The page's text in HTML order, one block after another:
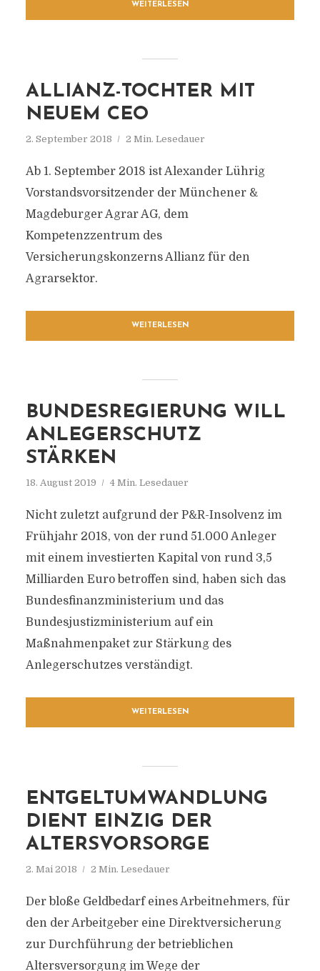
WEITERLESEN
ALLIANZ-TOCHTER MIT
NEUEM CEO
2. September 2018 2 Min. Lesedauer
Ab 1. September 2018 ist Alexander Lührig
Vorstandsvorsitzender der Münchener &
Magdeburger Agrar AG, dem
Kompetenzzentrum des
Versicherungskonzerns Allianz für den
Agrarsektor.
WEITERLESEN
BUNDESREGIERUNG WILL
ANLEGERSCHUTZ
STÄRKEN
18. August 2019 4 Min. Lesedauer
Nicht zuletzt aufgrund der P&R-Insolvenz im
Frühjahr 2018, von der rund 51.000 Anleger
mit einem investierten Kapital von rund 3,5
Milliarden Euro betroffen sind, haben sich das
Bundesfinanzministerium und das
Bundesjustizministerium auf ein
Maßnahmenpaket zur Stärkung des
Anlegerschutzes verständigt.
WEITERLESEN
ENTGELTUMWANDLUNG
DIENT EINZIG DER
ALTERSVORSORGE
2. Mai 2018 2 Min. Lesedauer
Der bloße Geldbedarf eines Arbeitnehmers, für
den der Arbeitgeber eine Direktversicherung
zur Durchführung der betrieblichen
Altersversorgung im Wege der